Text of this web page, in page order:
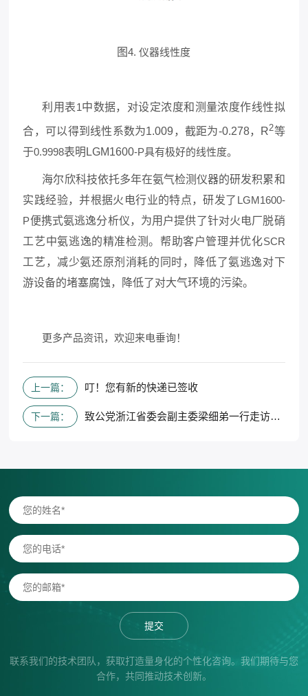
图4. 仪器线性度
利用表1中数据，对设定浓度和测量浓度作线性拟
合，可以得到线性系数为1.009 ，截距为-0.278， R2等
于0.9998表明 LGM1600-P具有极好的线性度。
海尔欣科技依托多年在氨气检测仪器的研发积累和
实践经验，并根据火电行业的特点，研发了 LGM1600-
P便携式氨逃逸分析仪，为用户提供了针对火电厂脱硝
工艺中氨逃逸的精准检测。帮助客户管理并优化SCR
工艺，减少氨还原剂消耗的同时，降低了氨逃逸对下
游设备的堵塞腐蚀，降低了对大气环境的污染。
更多产品资讯，欢迎来电垂询！
上一篇： 叮！您有新的快递已签收
下一篇： 致公党浙江省委会副主委梁细弟一行走访海尔欣调研
提交
联系我们的技术团队，获取打造量身化的个性化咨询。我们期待与您
合作，共同推动技术创新。